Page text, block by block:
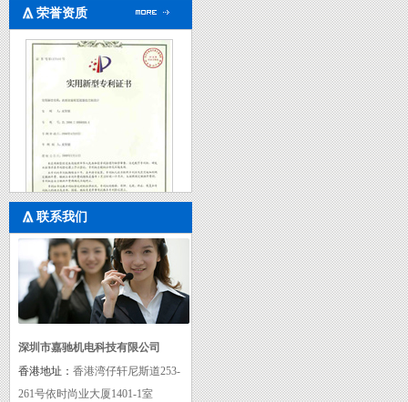
荣誉资质
实用新型专利证书二
联系我们
深圳市嘉驰机电科技有限公司
香港地址： 香港湾仔轩尼斯道253-
261号依时尚业大厦1401-1室